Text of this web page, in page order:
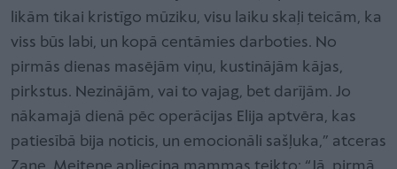
likām tikai kristīgo mūziku, visu laiku skaļi teicām, ka
viss būs labi, un kopā centāmies darboties. No
pirmās dienas masējām viņu, kustinājām kājas,
pirkstus. Nezinājām, vai to vajag, bet darījām. Jo
nākamajā dienā pēc operācijas Elija aptvēra, kas
patiesībā bija noticis, un emocionāli sašļuka,” atceras